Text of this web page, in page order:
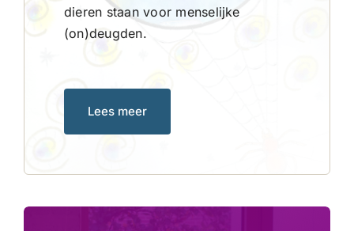
dieren staan voor menselijke
(on)deugden.
Lees meer